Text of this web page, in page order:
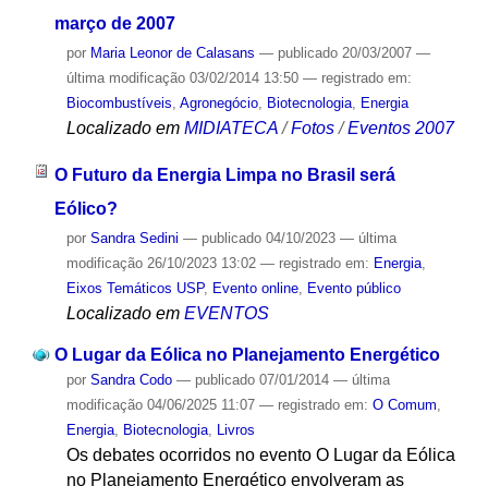
março de 2007
por Maria Leonor de Calasans — publicado20/03/2007 —
última modificação03/02/2014 13:50 — registrado em:
Biocombustíveis Agronegócio, Biotecnologia, Energia
Localizado em MIDIATECA /Fotos /Eventos 2007
O Futuro da Energia Limpa no Brasil será
Eólico?
por Sandra Sedini — publicado04/10/2023 — última
modificação26/10/2023 13:02 — registrado em: Energia,
Eixos Temáticos USP, Evento online, Evento público
Localizado em EVENTOS
O Lugar da Eólica no Planejamento Energético
por Sandra Codo — publicado07/01/2014 — última
modificação04/06/2025 11:07 — registrado em: O Comum,
Energia, Biotecnologia, Livros
Os debates ocorridos no evento O Lugar da Eólica
no Planejamento Energético envolveram as